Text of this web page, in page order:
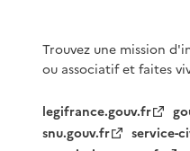
Trouvez une mission
ou associatif et faites
legifrance.gouv.fr
snu.gouv.fr
service-